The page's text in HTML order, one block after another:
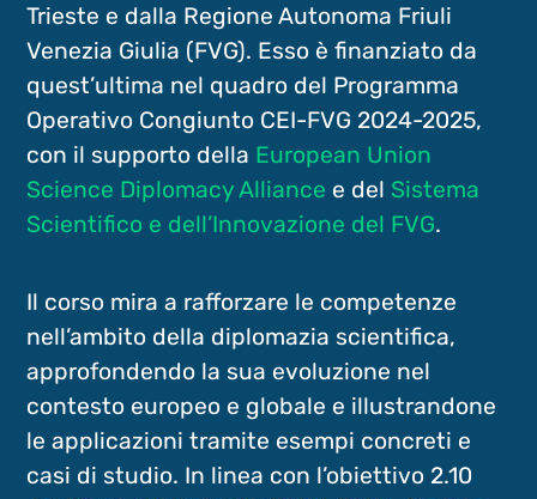
Trieste e dalla Regione Autonoma Friuli
Venezia Giulia (FVG). Esso è finanziato da
quest’ultima nel quadro del Programma
Operativo Congiunto CEI-FVG 2024-2025,
con il supporto della European Union
Science Diplomacy Alliance e del Sistema
Scientifico e dell’Innovazione del FVG.
Il corso mira a rafforzare le competenze
nell’ambito della diplomazia scientifica,
approfondendo la sua evoluzione nel
contesto europeo e globale e illustrandone
le applicazioni tramite esempi concreti e
casi di studio. In linea con l’obiettivo 2.10